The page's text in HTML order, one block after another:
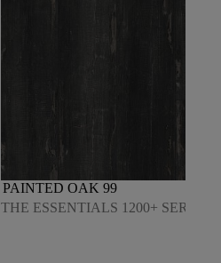
PAINTED OAK 99
THE ESSENTIALS 1200+ SERIES